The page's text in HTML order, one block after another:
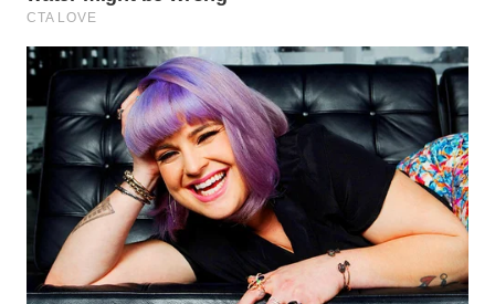
WN
PURWAKARTA
WN
PRIANGAN
TIMUR
WN
SEMARANG